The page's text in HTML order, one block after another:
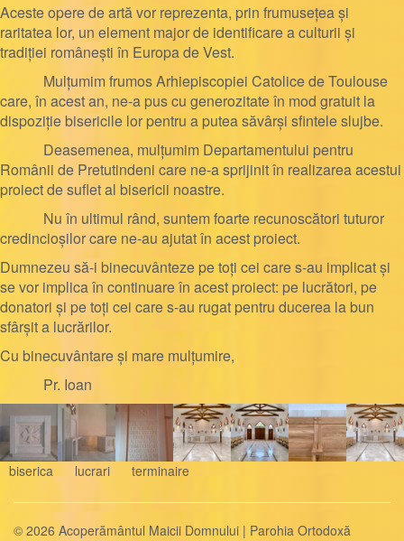
Aceste opere de artă vor reprezenta, prin frumusețea și
raritatea lor, un element major de identificare a culturii și
tradiției românești în Europa de Vest.
Mulțumim frumos Arhiepiscopiei Catolice de Toulouse
care, în acest an, ne-a pus cu generozitate în mod gratuit la
dispoziție bisericile lor pentru a putea săvârși sfintele slujbe.
Deasemenea, mulțumim Departamentului pentru
Românii de Pretutindeni care ne-a sprijinit în realizarea acestui
proiect de suflet al bisericii noastre.
Nu în ultimul rând, suntem foarte recunoscători tuturor
credincioșilor care ne-au ajutat în acest proiect.
Dumnezeu să-i binecuvânteze pe toţi cei care s-au implicat şi
se vor implica în continuare în acest proiect: pe lucrători, pe
donatori şi pe toţi cei care s-au rugat pentru ducerea la bun
sfârşit a lucrărilor.
Cu binecuvântare și mare mulțumire,
Pr. Ioan
biserica lucrari terminaire
© 2026 Acoperământul Maicii Domnului | Parohia Ortodoxă